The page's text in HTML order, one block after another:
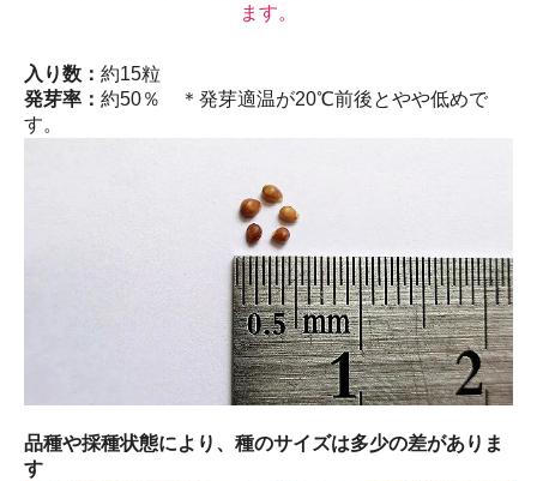
ます。
入り数： 約15粒
発芽率： 約50％ ＊発芽適温が20℃前後とやや低めで
す。
品種や採種状態により、種のサイズは多少の差がありま
す